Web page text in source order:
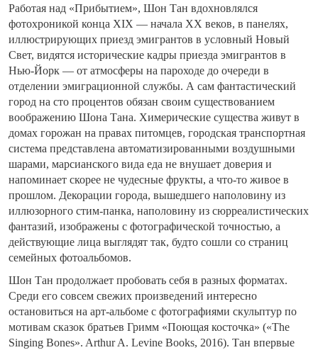
Работая над «Прибытием», Шон Тан вдохновлялся
фотохроникой конца XIX — начала ХХ веков, в панелях,
иллюстрирующих приезд эмигрантов в условный Новый
Свет, видятся исторические кадры приезда эмигрантов в
Нью-Йорк — от атмосферы на пароходе до очереди в
отделении эмиграционной службы. А сам фантастический
город на сто процентов обязан своим существованием
воображению Шона Тана. Химерические существа живут в
домах горожан на правах питомцев, городская транспортная
система представлена автоматизированными воздушными
шарами, марсианского вида еда не внушает доверия и
напоминает скорее не чудесные фрукты, а что-то живое в
прошлом. Декорации города, вышедшего наполовину из
иллюзорного стим-панка, наполовину из сюрреалистических
фантазий, изображены с фотографической точностью, а
действующие лица выглядят так, будто сошли со страниц
семейных фотоальбомов.
Шон Тан продолжает пробовать себя в разных форматах.
Среди его совсем свежих произведений интересно
остановиться на арт-альбоме с фотографиями скульптур по
мотивам сказок братьев Гримм «Поющая косточка» («The
Singing Bones». Arthur A. Levine Books, 2016). Тан впервые